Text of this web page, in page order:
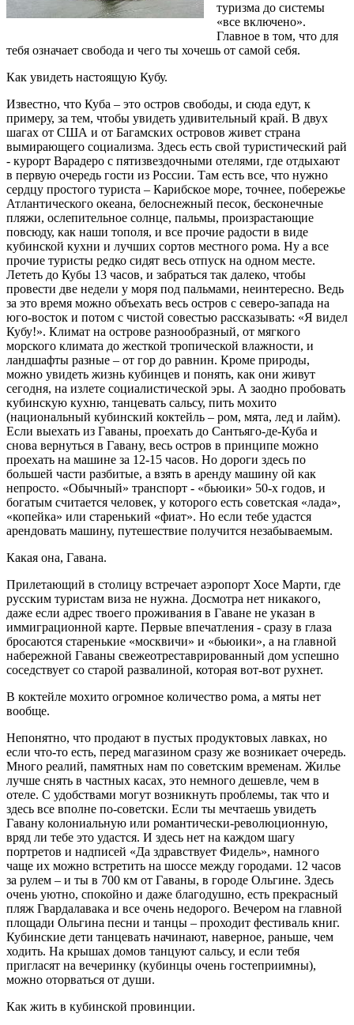
туризма до системы
«все включено».
Главное в том, что для
тебя означает свобода и чего ты хочешь от самой себя.
Как увидеть настоящую Кубу.
Известно, что Куба – это остров свободы, и сюда едут, к
примеру, за тем, чтобы увидеть удивительный край. В двух
шагах от США и от Багамских островов живет страна
вымирающего социализма. Здесь есть свой туристический рай
- курорт Варадеро с пятизвездочными отелями, где отдыхают
в первую очередь гости из России. Там есть все, что нужно
сердцу простого туриста – Карибское море, точнее, побережье
Атлантического океана, белоснежный песок, бесконечные
пляжи, ослепительное солнце, пальмы, произрастающие
повсюду, как наши тополя, и все прочие радости в виде
кубинской кухни и лучших сортов местного рома. Ну а все
прочие туристы редко сидят весь отпуск на одном месте.
Лететь до Кубы 13 часов, и забраться так далеко, чтобы
провести две недели у моря под пальмами, неинтересно. Ведь
за это время можно объехать весь остров с северо-запада на
юго-восток и потом с чистой совестью рассказывать: «Я видел
Кубу!». Климат на острове разнообразный, от мягкого
морского климата до жесткой тропической влажности, и
ландшафты разные – от гор до равнин. Кроме природы,
можно увидеть жизнь кубинцев и понять, как они живут
сегодня, на излете социалистической эры. А заодно пробовать
кубинскую кухню, танцевать сальсу, пить мохито
(национальный кубинский коктейль – ром, мята, лед и лайм).
Если выехать из Гаваны, проехать до Сантьяго-де-Куба и
снова вернуться в Гавану, весь остров в принципе можно
проехать на машине за 12-15 часов. Но дороги здесь по
большей части разбитые, а взять в аренду машину ой как
непросто. «Обычный» транспорт - «бьюики» 50-х годов, и
богатым считается человек, у которого есть советская «лада»,
«копейка» или старенький «фиат». Но если тебе удастся
арендовать машину, путешествие получится незабываемым.
Какая она, Гавана.
Прилетающий в столицу встречает аэропорт Хосе Марти, где
русским туристам виза не нужна. Досмотра нет никакого,
даже если адрес твоего проживания в Гаване не указан в
иммиграционной карте. Первые впечатления - сразу в глаза
бросаются старенькие «москвичи» и «бьюики», а на главной
набережной Гаваны свежеотреставрированный дом успешно
соседствует со старой развалиной, которая вот-вот рухнет.
В коктейле мохито огромное количество рома, а мяты нет
вообще.
Непонятно, что продают в пустых продуктовых лавках, но
если что-то есть, перед магазином сразу же возникает очередь.
Много реалий, памятных нам по советским временам. Жилье
лучше снять в частных касах, это немного дешевле, чем в
отеле. С удобствами могут возникнуть проблемы, так что и
здесь все вполне по-советски. Если ты мечтаешь увидеть
Гавану колониальную или романтически-революционную,
вряд ли тебе это удастся. И здесь нет на каждом шагу
портретов и надписей «Да здравствует Фидель», намного
чаще их можно встретить на шоссе между городами. 12 часов
за рулем – и ты в 700 км от Гаваны, в городе Ольгине. Здесь
очень уютно, спокойно и даже благодушно, есть прекрасный
пляж Гвардалавака и все очень недорого. Вечером на главной
площади Ольгина песни и танцы – проходит фестиваль книг.
Кубинские дети танцевать начинают, наверное, раньше, чем
ходить. На крышах домов танцуют сальсу, и если тебя
пригласят на вечеринку (кубинцы очень гостеприимны),
можно оторваться от души.
Как жить в кубинской провинции.